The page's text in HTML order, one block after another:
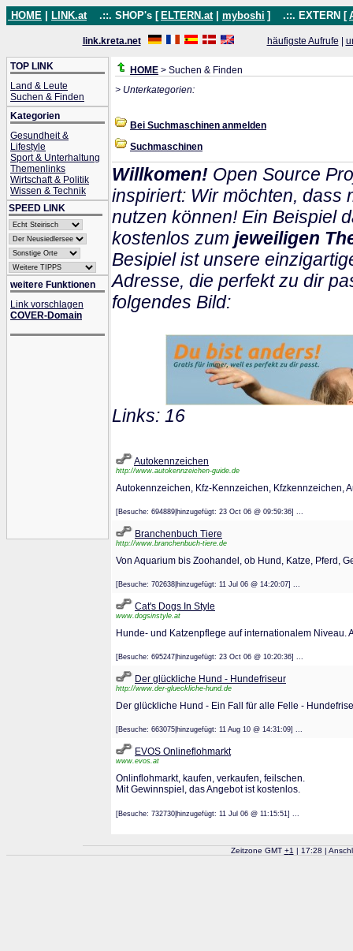
HOME LINK.at .::. SHOP's [ ELTERN.at myboshi ] .::. EXTERN [
link.kreta.net häufigste Aufrufe
TOP LINK
Land & Leute
Suchen & Finden
Kategorien
Gesundheit &
Lifestyle
Sport & Unterhaltung
Themenlinks
Wirtschaft & Politik
Wissen & Technik
SPEED LINK
weitere Funktionen
Link vorschlagen
COVER-Domain
HOME > Suchen & Finden
> Unterkategorien:
Bei Suchmaschinen anmelden
Suchmaschinen
Willkomen! Open Source
inspiriert: Wir möchten, dass
nutzen können! Ein Beispiel
kostenlos zum jeweiligen
Besipiel ist unsere
Adresse, die perfekt zu dir
folgendes Bild:
Links: 16
Autokennzeichen
http://www.autokennzeichen-guide.de
Autokennzeichen, Kfz-Kennzeichen, Kfzkennzeichen,
[Besuche: 694889|hinzugefügt: 23 Oct 06 @ 09:59:36] ...
Branchenbuch Tiere
http://www.branchenbuch-tiere.de
Von Aquarium bis Zoohandel, ob Hund, Katze, Pferd,
[Besuche: 702638|hinzugefügt: 11 Jul 06 @ 14:20:07] ...
Cat's Dogs In Style
www.dogsinstyle.at
Hunde- und Katzenpflege auf internationalem
[Besuche: 695247|hinzugefügt: 23 Oct 06 @ 10:20:36] ...
Der glückliche Hund - Hundefriseur
http://www.der-glueckliche-hund.de
Der glückliche Hund - Ein Fall für alle Felle -
[Besuche: 663075|hinzugefügt: 11 Aug 10 @ 14:31:09] ...
EVOS Onlineflohmarkt
www.evos.at
Onlinflohmarkt, kaufen, verkaufen, feilschen.
Mit Gewinnspiel, das Angebot ist kostenlos.
[Besuche: 732730|hinzugefügt: 11 Jul 06 @ 11:15:51] ...
Zeitzone GMT +1 | 17:28 |